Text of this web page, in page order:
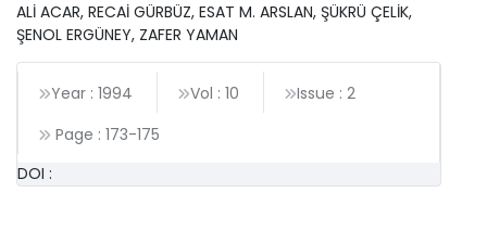
ALİ ACAR, RECAİ GÜRBÜZ, ESAT M. ARSLAN, ŞÜKRÜ ÇELİK,
ŞENOL ERGÜNEY, ZAFER YAMAN
Year : 1994 Vol : 10
Issue : 2
Page : 173-175
DOI :